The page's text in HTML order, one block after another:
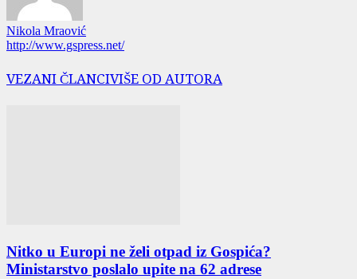
Nikola Mraović
http://www.gspress.net/
VEZANI ČLANCIVIŠE OD AUTORA
Nitko u Europi ne želi otpad iz Gospića?
Ministarstvo poslalo upite na 62 adrese